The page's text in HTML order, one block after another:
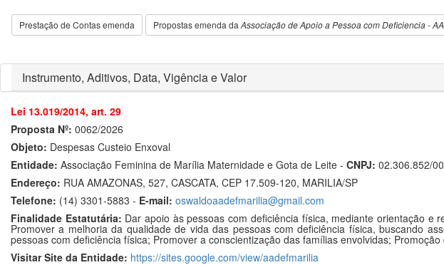
Prestação de Contas emenda Propostas emenda da Associação de Apoio a Pessoa com Deficiencia -
Instrumento, Aditivos, Data, Vigência e Valor
Lei 13.019/2014, art. 29
Proposta Nº: 0062/2026
Objeto: Despesas Custeio Enxoval
Entidade: Associação Feminina de Marília Maternidade e Gota de Leite - CNPJ: 02.306.852/
Endereço: RUA AMAZONAS, 527, CASCATA, CEP 17.509-120, MARILIA/SP
Telefone: (14) 3301-5883 - E-mail: oswaldoaadefmarilia@gmail.com
Finalidade Estatutária: Dar apoio às pessoas com deficiência física, mediante orientação e
Promover a melhoria da qualidade de vida das pessoas com deficiência física, buscando
pessoas com deficiência física; Promover a conscientização das famílias envolvidas;
Visitar Site da Entidade: https://sites.google.com/view/aadefmarilia